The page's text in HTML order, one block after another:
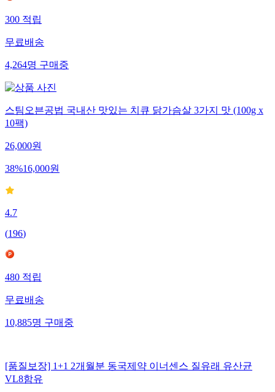
300적립
무료배송
4,264명구매중
스팀오븐공법 국내산 맛있는 치큐 닭가슴살 3가지 맛 (100g x
10팩)
26,000원
38%16,000원
4.7
(196)
480적립
무료배송
10,885명구매중
[품질보장] 1+1 2개월분 동국제약 이너센스 질유래 유산균
VL8함유